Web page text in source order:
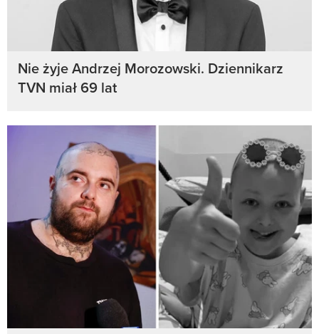
Nie żyje Andrzej Morozowski. Dziennikarz
TVN miał 69 lat